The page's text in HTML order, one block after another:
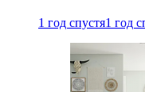
1 год спустя1 год